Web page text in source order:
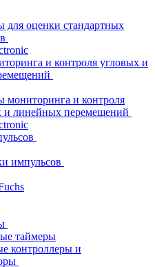
для оценки стандартных
и контроля угловых и
мониторинга и контроля
и линейных перемещений
импульсов
таймеры
контроллеры и